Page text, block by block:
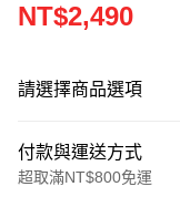
NT$2,490
請選擇商品選項
付款與運送方式
超取滿NT$800免運